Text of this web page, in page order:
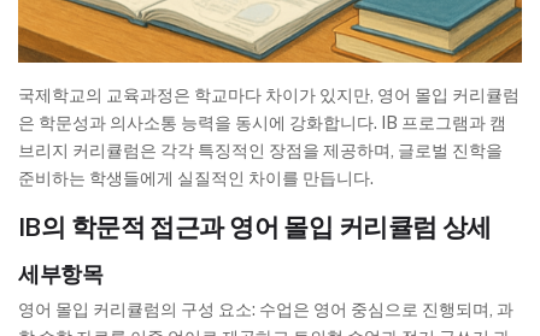
국제학교의 교육과정은 학교마다 차이가 있지만, 영어 몰입 커리큘럼
은 학문성과 의사소통 능력을 동시에 강화합니다. IB 프로그램과 캠
브리지 커리큘럼은 각각 특징적인 장점을 제공하며, 글로벌 진학을
준비하는 학생들에게 실질적인 차이를 만듭니다.
IB의 학문적 접근과 영어 몰입 커리큘럼 상세
세부항목
영어 몰입 커리큘럼의 구성 요소: 수업은 영어 중심으로 진행되며, 과